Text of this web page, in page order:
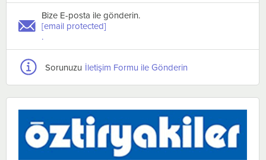
Bize E-posta ile gönderin.
[email protected]
.
Sorunuzu İletişim Formu ile Gönderin